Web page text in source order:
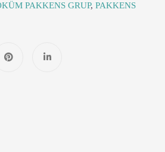
PAKKENS GRUP, PAKKENS